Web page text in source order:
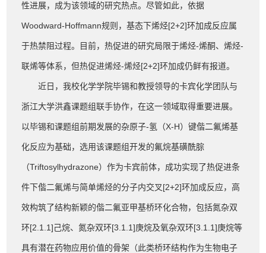
性进展，成为该领域的研究热点。尽管如此，依据
Woodward-Hoffmann规则，基态下烯烃[2+2]环加成反应属
于热禁阻过程。目前，热促进的研究局限于烯烃-烯酮、烯烃-
联烯等体系，但热促进烯烃-烯烃[2+2]环加成仍鲜有报道。
近日，我校化学学院毕锡和教授领导的卡宾化学团队与
浙江大学洪鑫课题组联手协作，在这一领域取得重要进展。
以毕锡和课题组前期发展的杂原子-氢（X-H）键偕二氟烯基
化反应为基础，选用该课题组开发的氟烷基磺酰腙
（Triftosylhydrazone）作为卡宾前体，成功实现了热促进条
件下偕二氟烯与简单烯烃的分子内交叉[2+2]环加成反应，高
效构筑了结构新颖的偕二氟亚甲基桥环化合物，包括氮杂双
环[2.1.1]己烷、氮杂双环[3.1.1]庚烷及氧杂双环[3.1.1]庚烷等
具有潜在药物应用价值的骨架（此类桥环结构作为生物电子